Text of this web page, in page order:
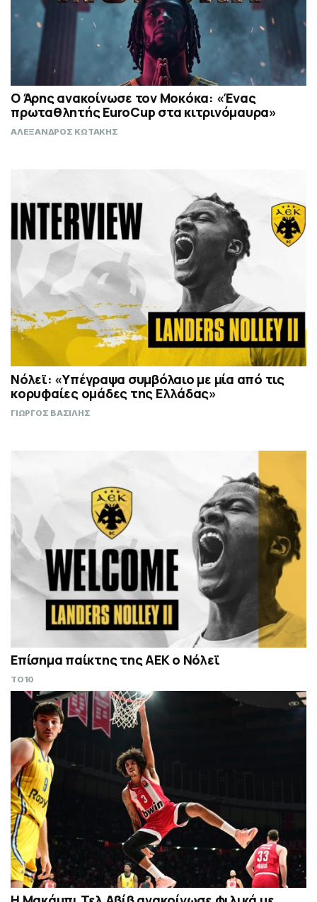
Ο Άρης ανακοίνωσε τον Μοκόκα: «Ένας
πρωταθλητής EuroCup στα κιτρινόμαυρα»
ΑΛΕΞΑΝΔΡΟΣ ΚΩΤΑΚΗΣ
Νόλεϊ: «Υπέγραψα συμβόλαιο με μία από τις
κορυφαίες ομάδες της Ελλάδας»
ΓΙΩΡΓΟΣ ΒΑΣΙΛΗΣ
Επίσημα παίκτης της ΑΕΚ ο Νόλεϊ
TO10